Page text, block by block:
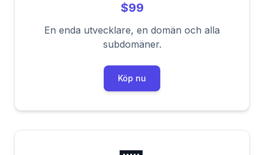
$99
En enda utvecklare, en domän och alla
subdomäner.
Köp nu